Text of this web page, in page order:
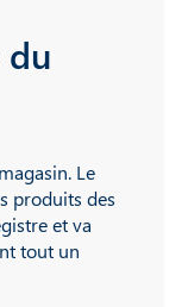
du
Le
produits des
et va
tout un